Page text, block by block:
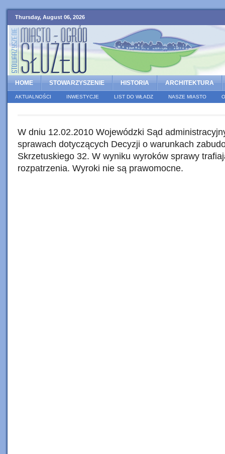
Thursday, August 06, 2026
HOME STOWARZYSZENIE HISTORIA ARCHITEKTURA
AKTUALNOŚCI INWESTYCJE LIST DO WŁADZ NASZE MIASTO
W dniu 12.02.2010 Wojewódzki Sąd
sprawach dotyczących Decyzji o warunkach
Skrzetuskiego 32. W wyniku wyroków sprawy
rozpatrzenia. Wyroki nie są prawomocne.